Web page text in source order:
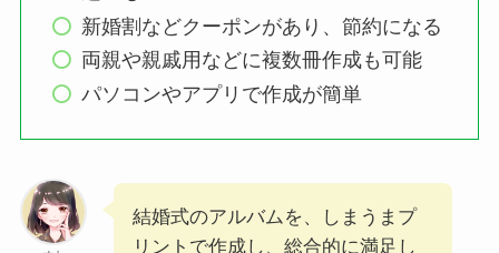
新婚割などクーポンがあり、節約になる
両親や親戚用などに複数冊作成も可能
パソコンやアプリで作成が簡単
結婚式のアルバムを、しまうまプ
リントで作成し、総合的に満足し